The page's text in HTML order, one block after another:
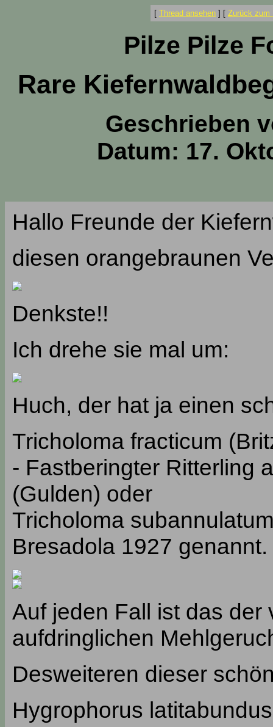
[ Thread ansehen ] [ Zurück zum
Pilze Pilze
Rare
Geschrieben
Datum: 17.
Hallo Freunde der
diesen orangebraunen
Denkste!!
Ich drehe sie mal um:
Huch, der hat ja einen
Tricholoma fracticum
- Fastberingter Ritterling
(Gulden) oder
Tricholoma
Bresadola 1927 genannt.
Auf jeden Fall ist das der
aufdringlichen
Desweiteren dieser
Hygrophorus